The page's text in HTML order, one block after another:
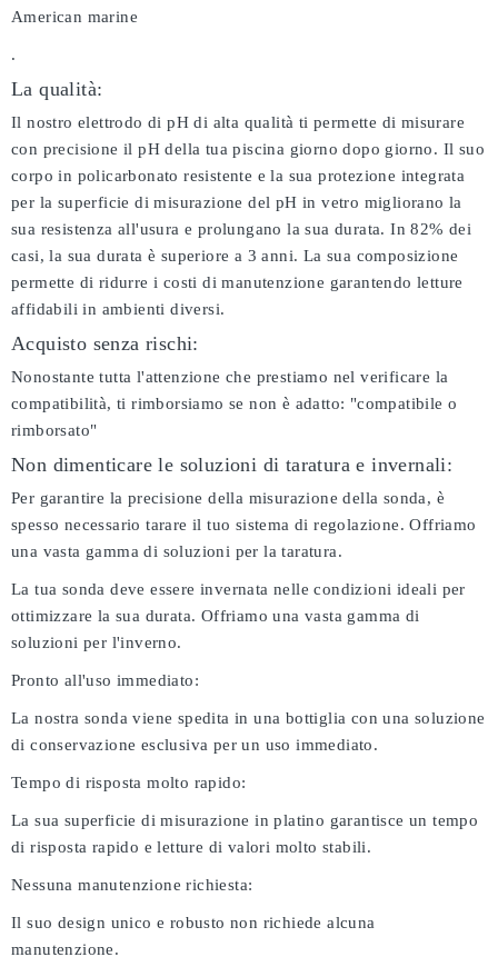
American marine
.
La qualità:
Il nostro elettrodo di pH di alta qualità ti permette di misurare
con precisione il pH della tua piscina giorno dopo giorno. Il suo
corpo in policarbonato resistente e la sua protezione integrata
per la superficie di misurazione del pH in vetro migliorano la
sua resistenza all'usura e prolungano la sua durata. In 82% dei
casi, la sua durata è superiore a 3 anni. La sua composizione
permette di ridurre i costi di manutenzione garantendo letture
affidabili in ambienti diversi.
Acquisto senza rischi:
Nonostante tutta l'attenzione che prestiamo nel verificare la
compatibilità, ti rimborsiamo se non è adatto: "compatibile o
rimborsato"
Non dimenticare le soluzioni di taratura e invernali:
Per garantire la precisione della misurazione della sonda, è
spesso necessario tarare il tuo sistema di regolazione. Offriamo
una vasta gamma di soluzioni per la taratura.
La tua sonda deve essere invernata nelle condizioni ideali per
ottimizzare la sua durata. Offriamo una vasta gamma di
soluzioni per l'inverno.
Pronto all'uso immediato:
La nostra sonda viene spedita in una bottiglia con una soluzione
di conservazione esclusiva per un uso immediato.
Tempo di risposta molto rapido:
La sua superficie di misurazione in platino garantisce un tempo
di risposta rapido e letture di valori molto stabili.
Nessuna manutenzione richiesta:
Il suo design unico e robusto non richiede alcuna
manutenzione.